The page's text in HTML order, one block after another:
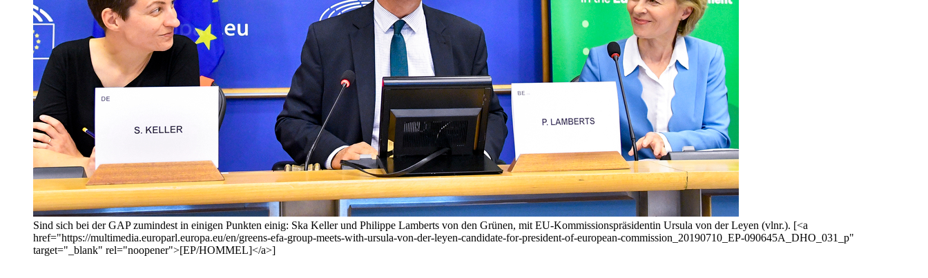
Sind sich bei der GAP zumindest in einigen Punkten einig: Ska Keller und Philippe Lamberts von den Grünen, mit EU-Kommissionspräsidentin Ursula von der Leyen (vlnr.). [<a
href="https://multimedia.europarl.europa.eu/en/greens-efa-group-meets-with-ursula-von-der-leyen-candidate-for-president-of-european-commission_20190710_EP-090645A_DHO_031_p"
target="_blank" rel="noopener">[EP/HOMMEL]</a>]